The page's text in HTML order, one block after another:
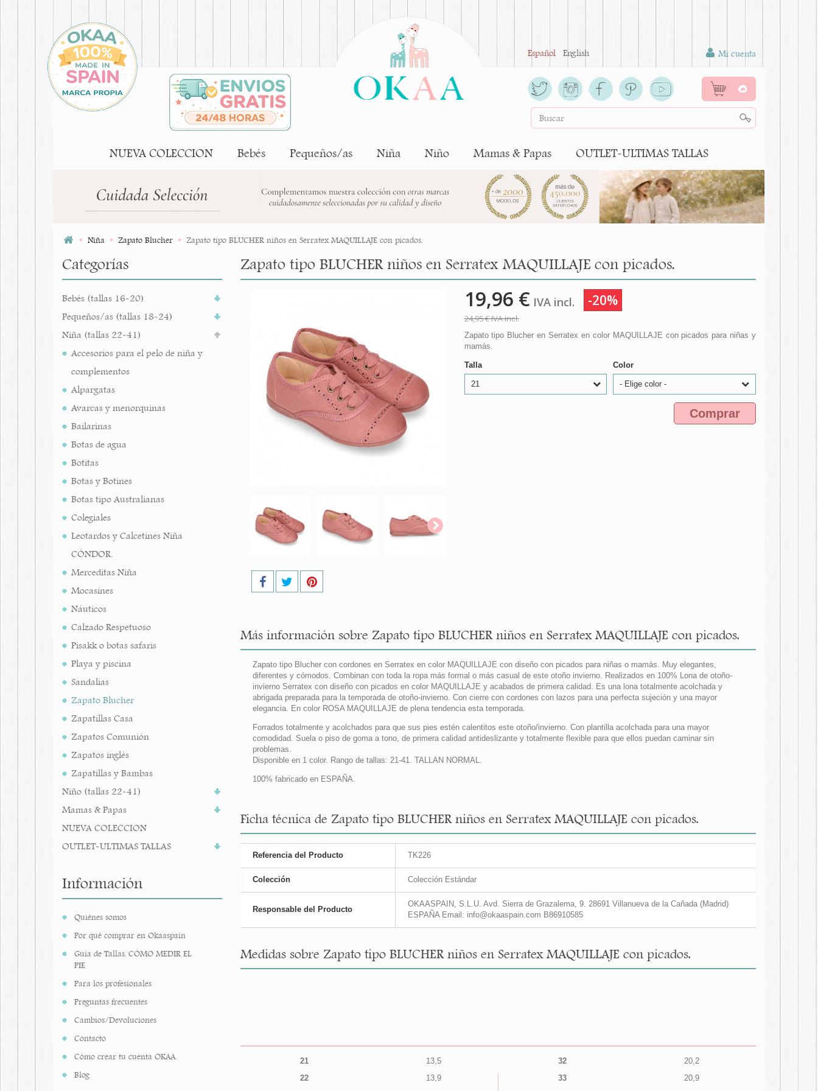
Español English Mi cuenta
0
NUEVA COLECCION Bebés Pequeños/as Niña Niño Mamas & Papas OUTLET-ULTIMAS TALLAS
Niña Zapato Blucher Zapato tipo BLUCHER niños en Serratex MAQUILLAJE con picados.
Categorías
Bebés (tallas 16-20)
Pequeños/as (tallas 18-24)
Niña (tallas 22-41)
Accesorios para el pelo de niña y
complementos
Alpargatas
Avarcas y menorquinas
Bailarinas
Botas de agua
Botitas
Botas y Botines
Botas tipo Australianas
Colegiales
Leotardos y Calcetines Niña
CÓNDOR.
Merceditas Niña
Mocasines
Náuticos
Calzado Respetuoso
Pisakk o botas safaris
Playa y piscina
Sandalias
Zapato Blucher
Zapatillas Casa
Zapatos Comunión
Zapatos inglés
Zapatillas y Bambas
Niño (tallas 22-41)
Mamas & Papas
NUEVA COLECCION
OUTLET-ULTIMAS TALLAS
Información
Quiénes somos
Por qué comprar en Okaaspain
Guía de Tallas. CÓMO MEDIR EL
PIE
Para los profesionales
Preguntas frecuentes
Cambios/Devoluciones
Contacto
Cómo crear tu cuenta OKAA.
Blog
Zapato tipo BLUCHER niños en Serratex MAQUILLAJE con picados.
19,96 € IVA incl. -20%
24,95 €IVA incl.
Zapato tipo Blucher en Serratex en color MAQUILLAJE con picados para niñas y
mamás.
Talla
21
Color
- Elige color -
Comprar
Más información sobre Zapato tipo BLUCHER niños en Serratex MAQUILLAJE con picados.
Zapato tipo Blucher con cordones en Serratex en color MAQUILLAJE con diseño con picados para niñas o mamás. Muy elegantes,
diferentes y cómodos. Combinan con toda la ropa más formal o más casual de este otoño invierno. Realizados en 100% Lona de otoño-
invierno Serratex con diseño con picados en color MAQUILLAJE y acabados de primera calidad. Es una lona totalmente acolchada y
abrigada preparada para la temporada de otoño-invierno. Con cierre con cordones con lazos para una perfecta sujeción y una mayor
elegancia. En color ROSA MAQUILLAJE de plena tendencia esta temporada.
Forrados totalmente y acolchados para que sus pies estén calentitos este otoño/invierno. Con plantilla acolchada para una mayor
comodidad. Suela o piso de goma a tono, de primera calidad antideslizante y totalmente flexible para que ellos puedan caminar sin
problemas.
Disponible en 1 color. Rango de tallas: 21-41. TALLAN NORMAL.
100% fabricado en ESPAÑA.
Ficha técnica de Zapato tipo BLUCHER niños en Serratex MAQUILLAJE con picados.
Referencia del Producto TK226
Colección Colección Estándar
Responsable del Producto
OKAASPAIN, S.L.U. Avd. Sierra de Grazalema, 9. 28691 Villanueva de la Cañada (Madrid)
ESPAÑA Email: info@okaaspain.com B86910585
Medidas sobre Zapato tipo BLUCHER niños en Serratex MAQUILLAJE con picados.
21
13,5
22
13,9
32
20,2
33
20,9